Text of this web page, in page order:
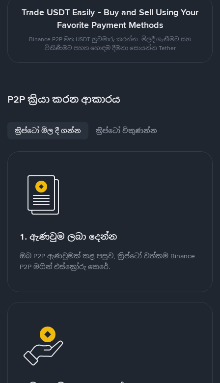
Trade USDT Easily - Buy and Sell Using Your
Favorite Payment Methods
Binance P2P මත USDT හුවමාරු කරන්න. මිලදී ගැනීමට සහ
විකිණීමට පහත හොඳම දීමනා සොයන්න Tether
P2P ක්‍රියා කරන ආකාරය
ක්‍රිප්ටෝ මිල දී ගන්න ක්‍රිප්ටෝ විකුණන්න
1. ඇණවුම ලබා දෙන්න
ඔබ P2P ඇණවුමක් කළ පසුව, ක්‍රිප්ටෝ වත්කම Binance
P2P මගින් එස්ක්‍රෝරු කෙරේ.